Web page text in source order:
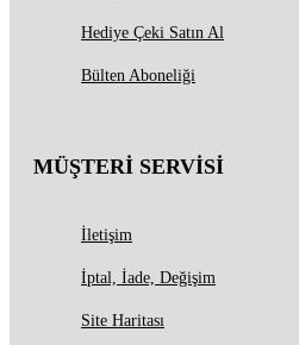
Hediye Çeki Satın Al
Bülten Aboneliği
MÜŞTERİ SERVİSİ
İletişim
İptal, İade, Değişim
Site Haritası